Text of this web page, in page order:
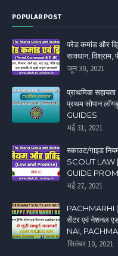
POPULAR POST
परेड कमांड और
सावधान, विश्राम,
जून 30, 2021
प्राथमिक
प्रथम सोपान
GUIDES
मई 31, 2021
स्काउट/गाइड
SCOUT LAW
GUIDE
मई 27, 2021
PACHMARHI
सेंटर एवं नेशनल
NAI,
सितंबर 10, 2021